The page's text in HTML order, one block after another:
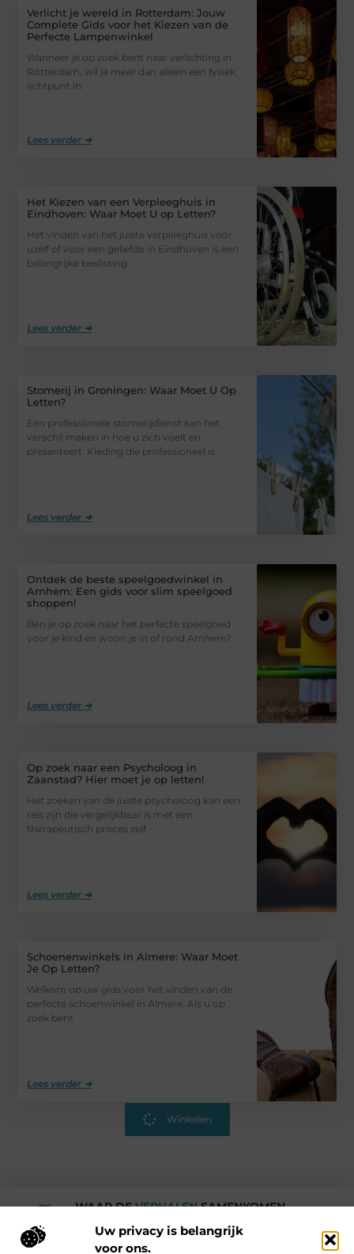
Uw privacy is belangrijk
voor ons.
Verlicht je wereld in Rotterdam: Jouw
Complete Gids voor het Kiezen van de
Perfecte Lampenwinkel
Wanneer je op zoek bent naar verlichting in
Rotterdam, wil je meer dan alleen een fysiek
lichtpunt in
Lees verder ➜
Het Kiezen van een Verpleeghuis in
Eindhoven: Waar Moet U op Letten?
Het vinden van het juiste verpleeghuis voor
uzelf of voor een geliefde in Eindhoven is een
belangrijke beslissing
Lees verder ➜
Stomerij in Groningen: Waar Moet U Op
Letten?
Een professionele stomerijdienst kan het
verschil maken in hoe u zich voelt en
presenteert. Kleding die professioneel is
Lees verder ➜
Ontdek de beste speelgoedwinkel in
Arnhem: Een gids voor slim speelgoed
shoppen!
Ben je op zoek naar het perfecte speelgoed
voor je kind en woon je in of rond Arnhem?
Lees verder ➜
Op zoek naar een Psycholoog in
Zaanstad? Hier moet je op letten!
Het zoeken van de juiste psycholoog kan een
reis zijn die vergelijkbaar is met een
therapeutisch proces zelf
Lees verder ➜
Schoenenwinkels in Almere: Waar Moet
Je Op Letten?
Welkom op uw gids voor het vinden van de
perfecte schoenwinkel in Almere. Als u op
zoek bent
Lees verder ➜
Winkelen
WAAR DEVERHALENSAMENKOMEN.